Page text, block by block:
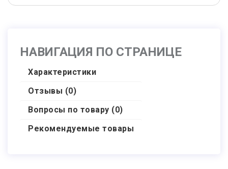
НАВИГАЦИЯ ПО СТРАНИЦЕ
Характеристики
Отзывы (0)
Вопросы по товару (0)
Рекомендуемые товары